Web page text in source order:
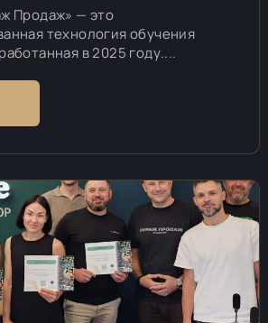
Продаж» — это
технология обучения
в 2025 году....